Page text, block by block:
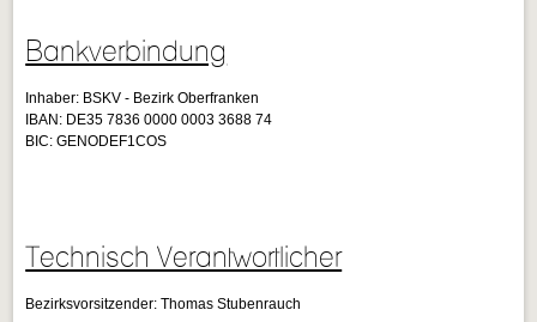
Bankverbindung
Inhaber: BSKV - Bezirk Oberfranken
IBAN: DE35 7836 0000 0003 3688 74
BIC: GENODEF1COS
Technisch Verantwortlicher
Bezirksvorsitzender: Thomas Stubenrauch